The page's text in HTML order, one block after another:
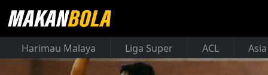
Harimau Malaya Liga Super ACL